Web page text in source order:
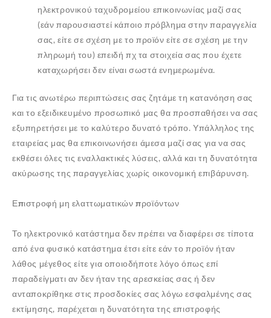
ηλεκτρονικού ταχυδρομείου επικοινωνίας μαζί σας
(εάν παρουσιαστεί κάποιο πρόβλημα στην παραγγελία
σας, είτε σε σχέση με το προϊόν είτε σε σχέση με την
πληρωμή του) επειδή πχ τα στοιχεία σας που έχετε
καταχωρήσει δεν είναι σωστά ενημερωμένα.
Για τις ανωτέρω περιπτώσεις σας ζητάμε τη κατανόηση σας
και το εξειδικευμένο προσωπικό μας θα προσπαθήσει να σας
εξυπηρετήσει με το καλύτερο δυνατό τρόπο. Υπάλληλος της
εταιρείας μας θα επικοινωνήσει άμεσα μαζί σας για να σας
εκθέσει όλες τις εναλλακτικές λύσεις, αλλά και τη δυνατότητα
ακύρωσης της παραγγελίας χωρίς οικονομική επιβάρυνση.
Επιστροφή μη ελαττωματικών προϊόντων
Το ηλεκτρονικό κατάστημα δεν πρέπει να διαφέρει σε τίποτα
από ένα φυσικό κατάστημα έτσι είτε εάν το προϊόν ήταν
λάθος μέγεθος είτε για οποιοδήποτε λόγο όπως επί
παραδείγματι αν δεν ήταν της αρεσκείας σας ή δεν
ανταποκρίθηκε στις προσδοκίες σας λόγω εσφαλμένης σας
εκτίμησης, παρέχεται η δυνατότητα της επιστροφής